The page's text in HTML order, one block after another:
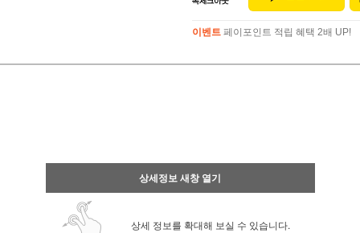
이벤트 페이포인트 적립 혜택 2배 UP!
상세정보 새창 열기
상세 정보를 확대해 보실 수 있습니다.